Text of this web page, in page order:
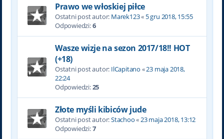
Prawo we włoskiej piłce
Ostatni post autor: Marek123« 5 gru 2018, 15:55
Odpowiedzi:6
Wasze wizje na sezon 2017/18!! HOT
(+18)
Ostatni post autor: IlCapitano «23 maja 2018,
22:24
Odpowiedzi:25
Złote myśli kibiców jude
Ostatni post autor:Stachoo«23 maja 2018, 13:12
Odpowiedzi:7